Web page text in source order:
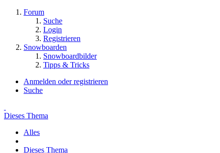
Forum
Suche
Login
Registrieren
Snowboarden
Snowboardbilder
Tipps & Tricks
Anmelden oder registrieren
Suche
Dieses Thema
Alles
Dieses Thema